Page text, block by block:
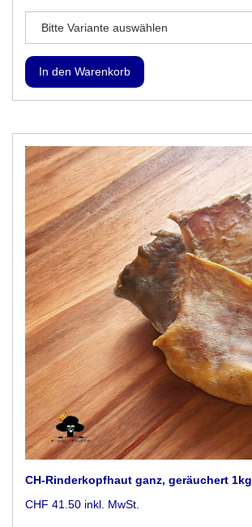
CH-Rinderkopfhaut ganz, geräuchert 1kg
CHF 41.50 inkl. MwSt.